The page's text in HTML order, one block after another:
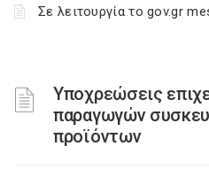
Σε λειτουργία το gov.gr
Υποχρεώσεις
παραγωγών
προϊόντων